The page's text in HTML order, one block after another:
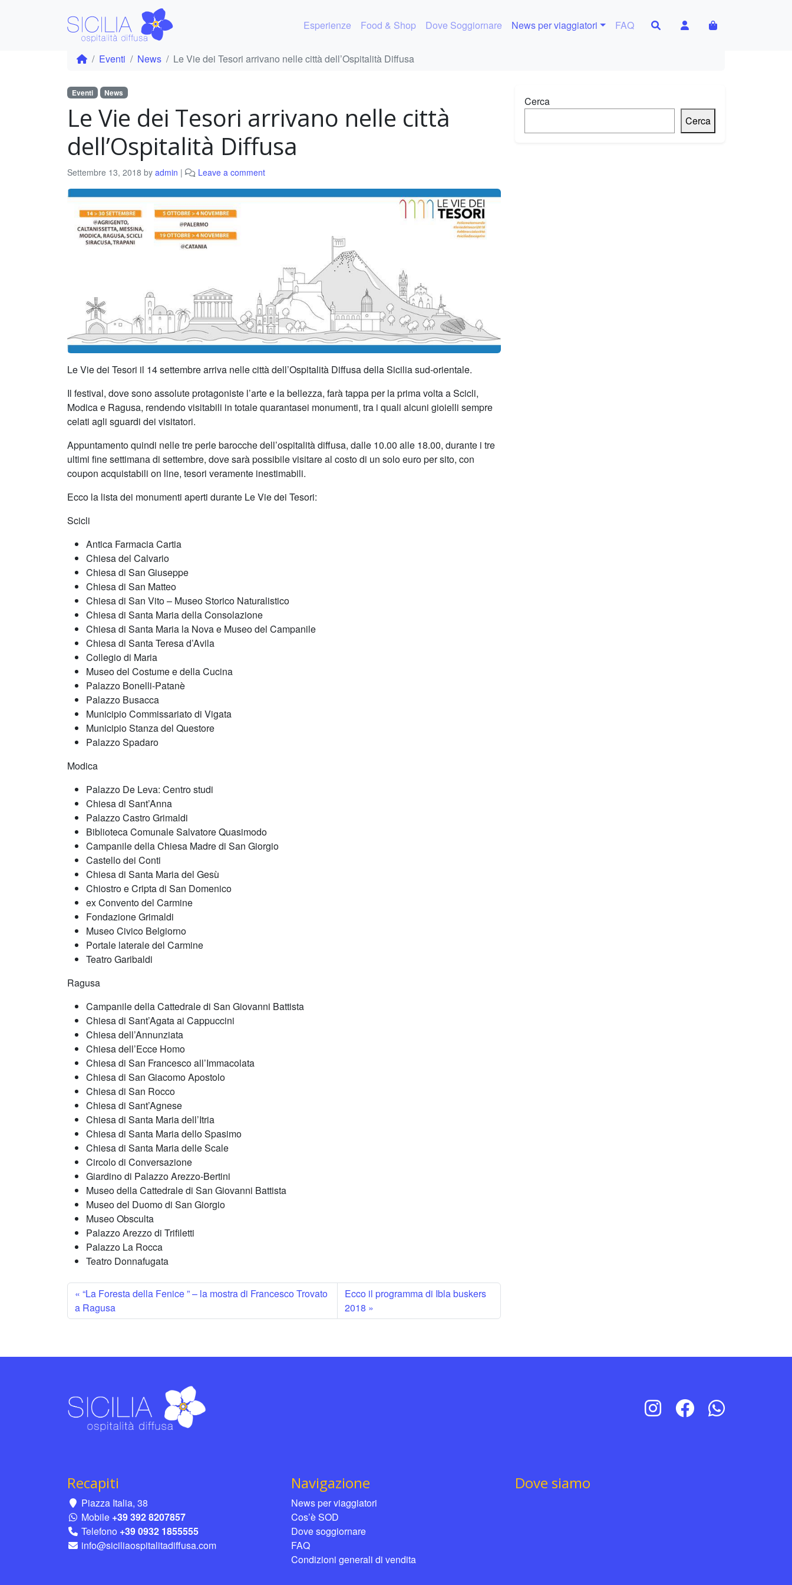
Esperienze Food & Shop Dove Soggiornare News per viaggiatori FAQ SearchAccountCart
Eventi News Le Vie dei Tesori arrivano nelle città dell’Ospitalità Diffusa
Eventi News
Le Vie dei Tesori arrivano nelle città
dell’Ospitalità Diffusa
Settembre 13, 2018 by admin | Leave a comment
Le Vie dei Tesori il 14 settembre arriva nelle città dell’Ospitalità Diffusa della Sicilia sud-orientale.
Il festival, dove sono assolute protagoniste l’arte e la bellezza, farà tappa per la prima volta a Scicli,
Modica e Ragusa, rendendo visitabili in totale quarantasei monumenti, tra i quali alcuni gioielli sempre
celati agli sguardi dei visitatori.
Appuntamento quindi nelle tre perle barocche dell’ospitalità diffusa, dalle 10.00 alle 18.00, durante i tre
ultimi fine settimana di settembre, dove sarà possibile visitare al costo di un solo euro per sito, con
coupon acquistabili on line, tesori veramente inestimabili.
Ecco la lista dei monumenti aperti durante Le Vie dei Tesori:
Scicli
Antica Farmacia Cartia
Chiesa del Calvario
Chiesa di San Giuseppe
Chiesa di San Matteo
Chiesa di San Vito – Museo Storico Naturalistico
Chiesa di Santa Maria della Consolazione
Chiesa di Santa Maria la Nova e Museo del Campanile
Chiesa di Santa Teresa d’Avila
Collegio di Maria
Museo del Costume e della Cucina
Palazzo Bonelli-Patanè
Palazzo Busacca
Municipio Commissariato di Vigata
Municipio Stanza del Questore
Palazzo Spadaro
Modica
Palazzo De Leva: Centro studi
Chiesa di Sant’Anna
Palazzo Castro Grimaldi
Biblioteca Comunale Salvatore Quasimodo
Campanile della Chiesa Madre di San Giorgio
Castello dei Conti
Chiesa di Santa Maria del Gesù
Chiostro e Cripta di San Domenico
ex Convento del Carmine
Fondazione Grimaldi
Museo Civico Belgiorno
Portale laterale del Carmine
Teatro Garibaldi
Ragusa
Campanile della Cattedrale di San Giovanni Battista
Chiesa di Sant’Agata ai Cappuccini
Chiesa dell’Annunziata
Chiesa dell’Ecce Homo
Chiesa di San Francesco all’Immacolata
Chiesa di San Giacomo Apostolo
Chiesa di San Rocco
Chiesa di Sant’Agnese
Chiesa di Santa Maria dell’Itria
Chiesa di Santa Maria dello Spasimo
Chiesa di Santa Maria delle Scale
Circolo di Conversazione
Giardino di Palazzo Arezzo-Bertini
Museo della Cattedrale di San Giovanni Battista
Museo del Duomo di San Giorgio
Museo Obsculta
Palazzo Arezzo di Trifiletti
Palazzo La Rocca
Teatro Donnafugata
“La Foresta della Fenice ” – la mostra di Francesco Trovato
a Ragusa
Ecco il programma di Ibla buskers
2018
Cerca
Cerca
Recapiti
Piazza Italia, 38
Mobile +39 392 8207857
Telefono +39 0932 1855555
info@siciliaospitalitadiffusa.com
Navigazione
News per viaggiatori
Cos’è SOD
Dove soggiornare
FAQ
Condizioni generali di vendita
Dove siamo